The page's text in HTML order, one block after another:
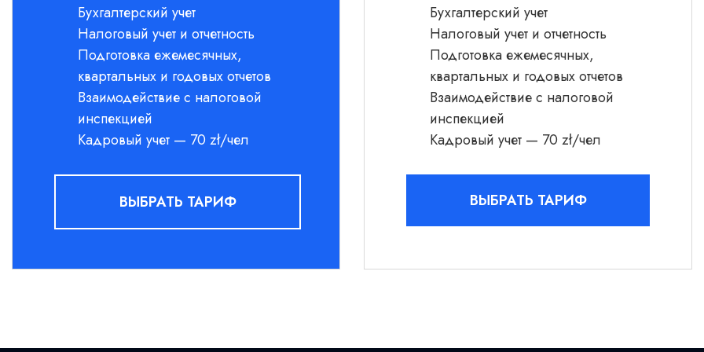
Бухгалтерский учет
Налоговый учет и отчетность
Подготовка ежемесячных,
квартальных и годовых отчетов
Взаимодействие с налоговой
инспекцией
Кадровый учет — 70 zł/чел
ВЫБРАТЬ ТАРИФ
Бухгалтерский учет
Налоговый учет и отчетность
Подготовка ежемесячных,
квартальных и годовых отчетов
Взаимодействие с налоговой
инспекцией
Кадровый учет — 70 zł/чел
ВЫБРАТЬ ТАРИФ